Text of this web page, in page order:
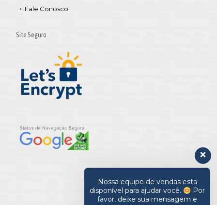
Fale Conosco
Site Seguro
Nossa equipe de vendas esta
disponível para ajudar você.
Por
favor, deixe sua mensagem e